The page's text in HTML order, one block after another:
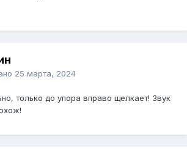
25 марта, 2024
только до упора вправо щелкает! Звук